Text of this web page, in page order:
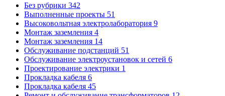
Без рубрики 342
Выполненные проекты 51
Высоковольтная электролаборатория 9
Монтаж заземления 4
Монтаж заземления 14
Обслуживание подстанций 51
Обслуживание электроустановок и сетей 6
Проектирование электрики 1
Прокладка кабеля 6
Прокладка кабеля 45